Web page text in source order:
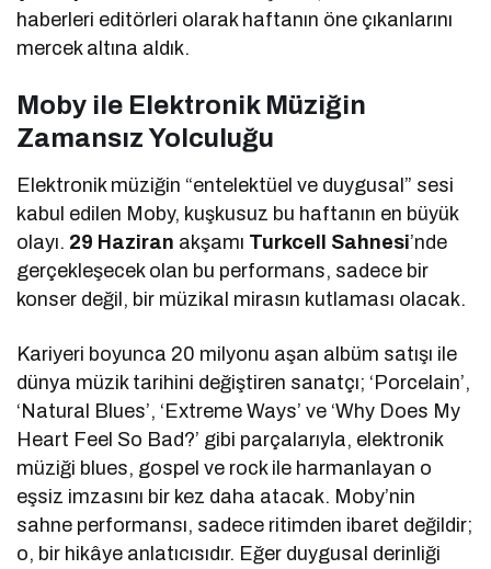
haberleri editörleri olarak haftanın öne çıkanlarını
mercek altına aldık.
Moby ile Elektronik Müziğin
Zamansız Yolculuğu
Elektronik müziğin “entelektüel ve duygusal” sesi
kabul edilen Moby, kuşkusuz bu haftanın en büyük
olayı. 29 Haziran akşamı Turkcell Sahnesi’nde
gerçekleşecek olan bu performans, sadece bir
konser değil, bir müzikal mirasın kutlaması olacak.
Kariyeri boyunca 20 milyonu aşan albüm satışı ile
dünya müzik tarihini değiştiren sanatçı; ‘Porcelain’,
‘Natural Blues’, ‘Extreme Ways’ ve ‘Why Does My
Heart Feel So Bad?’ gibi parçalarıyla, elektronik
müziği blues, gospel ve rock ile harmanlayan o
eşsiz imzasını bir kez daha atacak. Moby’nin
sahne performansı, sadece ritimden ibaret değildir;
o, bir hikâye anlatıcısıdır. Eğer duygusal derinliği